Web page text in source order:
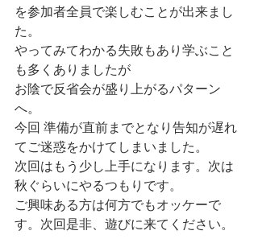
を参加者全員で楽しむことが出来まし
た。
やってみてわかる失敗もあり学ぶこと
も多くありましたが
お陰で反省会が盛り上がるパターン
へ。
今回 準備が直前までとなり告知が遅れ
てご迷惑をかけてしまいました。
次回はもう少し上手になります。次は
秋ぐらいにやるつもりです。
ご興味ある方は何方でもオッケーで
す。次回是非、遊びに来てください。